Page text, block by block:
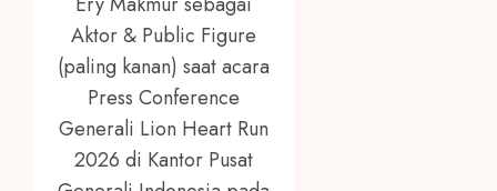
Aktor & Public Figure
(paling kanan) saat acara
Press Conference
Generali Lion Heart Run
2026 di Kantor Pusat